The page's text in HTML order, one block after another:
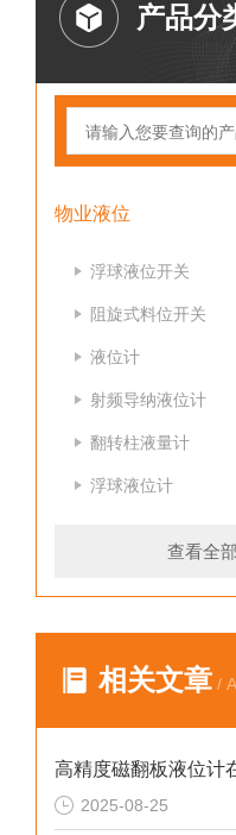
产品分
物业液位
浮球液位开关
阻旋式料位开关
液位计
射频导纳液位计
翻转柱液量计
浮球液位计
查看全
相关文章 /
2025-08-25